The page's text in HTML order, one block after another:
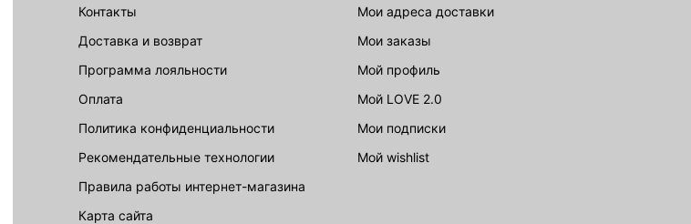
Контакты
Доставка и возврат
Программа лояльности
Оплата
Политика конфиденциальности
Рекомендательные технологии
Правила работы интернет-магазина
карта сайта
Мои адреса доставки
Мои заказы
Мой профиль
Мой LOVE 2.0
Мои подписки
Мой wishlist